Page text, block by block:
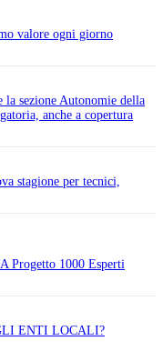
valore ogni giorno
sezione Autonomie della
anche a copertura
stagione per tecnici,
1000 Esperti
ENTI LOCALI?